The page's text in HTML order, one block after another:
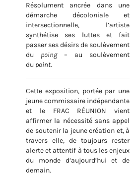
Résolument ancrée dans une
démarche décoloniale et
intersectionnelle, l’artiste
synthétise ses luttes et fait
passer ses désirs de soulèvement
du poing– au soulèvement
du point.
Cette exposition, portée par une
jeune commissaire indépendante
et le FRAC RÉUNION vient
affirmer la nécessité sans appel
de soutenir la jeune création et, à
travers elle, de toujours rester
alerte et attentif à tous les enjeux
du monde d’aujourd’hui et de
demain.